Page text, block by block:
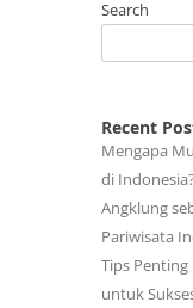
Search
Recent
Mengapa
di Indonesia?
Angklung
Pariwisata
Tips
untuk